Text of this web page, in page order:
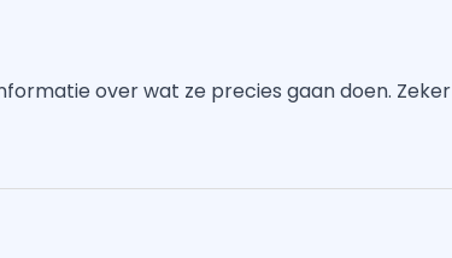
over wat ze precies gaan doen. Zeker